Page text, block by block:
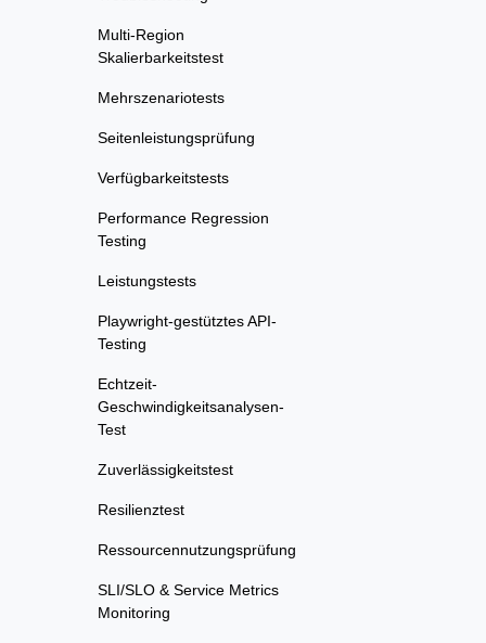
Multi-Region
Skalierbarkeitstest
Mehrszenariotests
Seitenleistungsprüfung
Verfügbarkeitstests
Performance Regression
Testing
Leistungstests
Playwright-gestütztes API-
Testing
Echtzeit-
Geschwindigkeitsanalysen-
Test
Zuverlässigkeitstest
Resilienztest
Ressourcennutzungsprüfung
SLI/SLO & Service Metrics
Monitoring